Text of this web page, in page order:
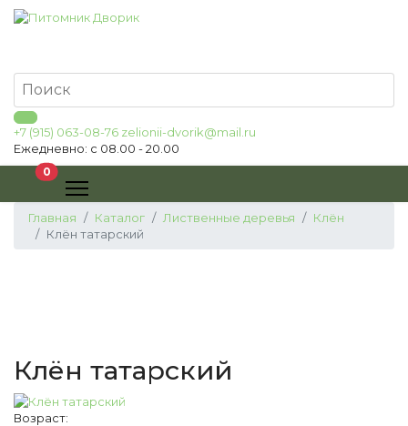
+7 (915) 063-08-76 zelionii-dvorik@mail.ru
Ежедневно: с 08.00 - 20.00
0В корзину
Главная Каталог Лиственные деревья
Клён
Клён татарский
Клён татарский
Возраст: